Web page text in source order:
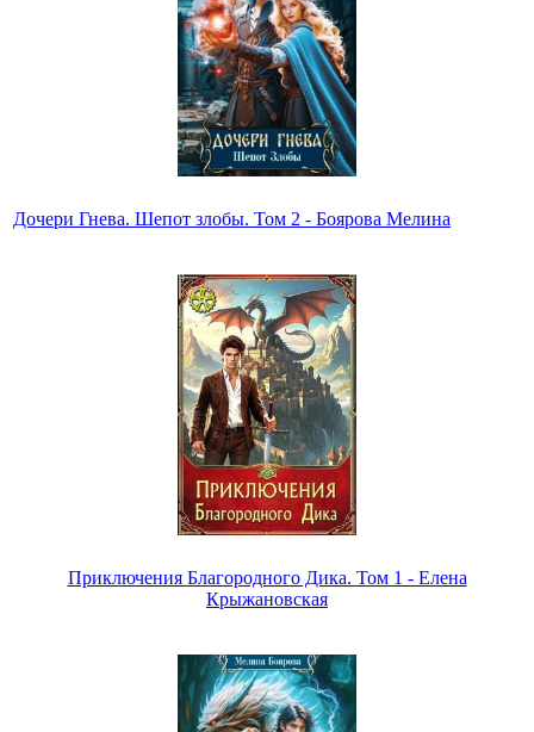
Дочери Гнева. Шепот злобы. Том 2 - Боярова Мелина
Приключения Благородного Дика. Том 1 - Елена
Крыжановская